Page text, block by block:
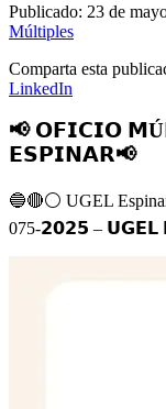
Publicado: 23 de
Múltiples
Comparta esta
LinkedIn
📢 𝗢𝗙𝗜𝗖𝗜𝗢
𝗘𝗦𝗣𝗜𝗡𝗔𝗥📢
🔵🔴⚪️ UGEL
075-𝟮𝟬𝟮𝟱 –